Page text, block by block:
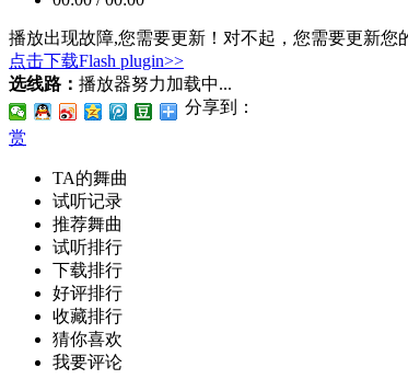
播放出现故障,您需要更新！ 对不起，您需要更新您
点击下载Flash plugin>>
选线路： 播放器努力加载中...
分享到：
赏
TA的舞曲
试听记录
推荐舞曲
试听排行
下载排行
好评排行
收藏排行
猜你喜欢
我要评论